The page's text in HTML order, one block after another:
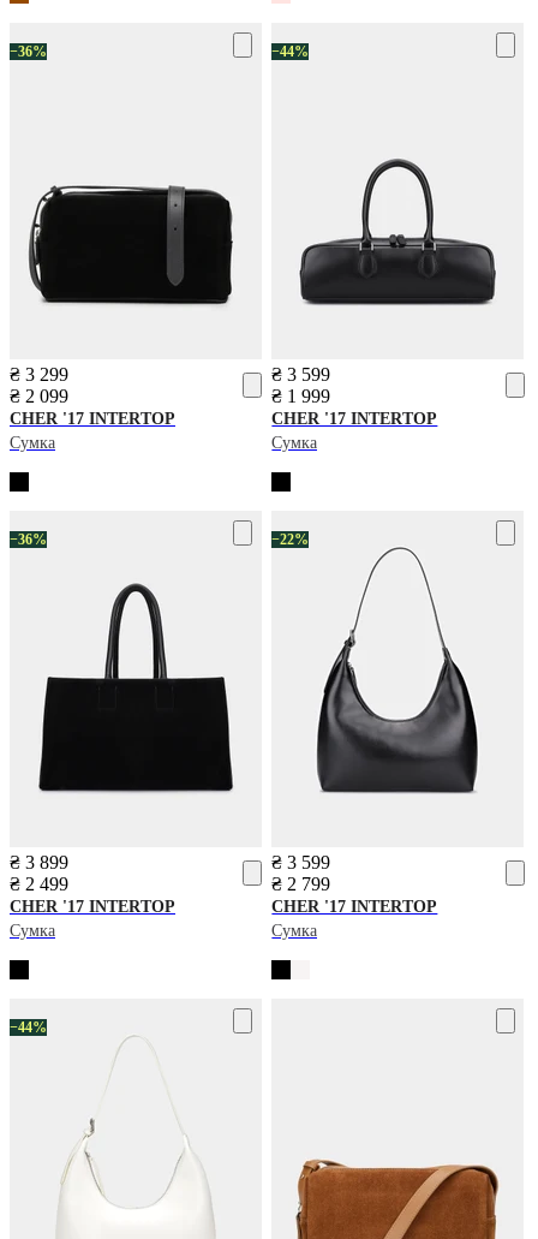
−36%
₴ 3 299
₴ 2 099
CHER '17 INTERTOP
Сумка
−44%
₴ 3 599
₴ 1 999
CHER '17 INTERTOP
Сумка
−36%
₴ 3 899
₴ 2 499
CHER '17 INTERTOP
Сумка
−22%
₴ 3 599
₴ 2 799
CHER '17 INTERTOP
Сумка
−44%